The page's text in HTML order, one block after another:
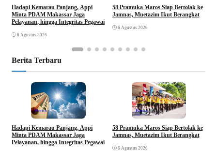
Hadapi Kemarau Panjang, Appi
Minta PDAM Makassar Jaga
Pelayanan, hingga Integritas Pegawai
6 Agustus 2026
58 Pramuka Maros Siap Bertolak ke
Jamnas, Muetazim Ikut Berangkat
6 Agustus 2026
Berita Terbaru
Berita
Hadapi Kemarau Panjang, Appi
Minta PDAM Makassar Jaga
Pelayanan, hingga Integritas Pegawai
Berita
58 Pramuka Maros Siap Bertolak ke
Jamnas, Muetazim Ikut Berangkat
6 Agustus 2026